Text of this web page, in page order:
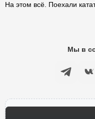
На этом всё. Поехали
Мы в